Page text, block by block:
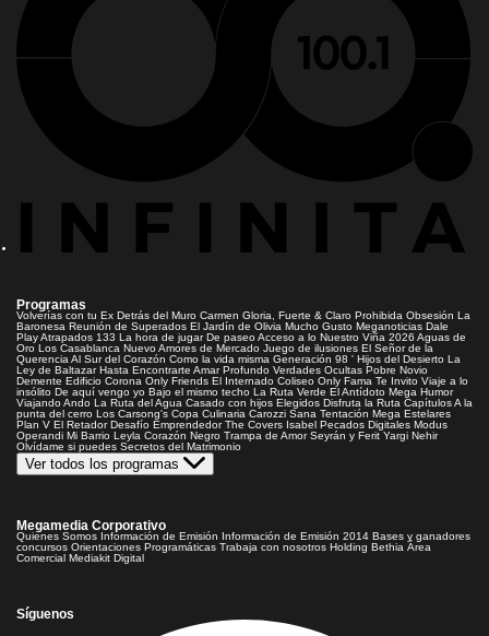
Programas
Volverías con tu Ex Detrás del Muro Carmen Gloria, Fuerte & Claro Prohibida Obsesión La
Baronesa Reunión de Superados El Jardín de Olivia Mucho Gusto Meganoticias Dale
PlayAtrapados 133 La hora de jugar De paseoAcceso a lo Nuestro Viña 2026 Aguas de
Oro Los Casablanca Nuevo Amores de Mercado Juego de ilusiones El Señor de la
Querencia Al Sur del Corazón Como la vida misma Generación 98 ' Hijos del Desierto La
Ley de Baltazar Hasta Encontrarte Amar Profundo Verdades Ocultas Pobre Novio
Demente Edificio Corona Only Friends El Internado Coliseo Only Fama Te Invito Viaje a lo
insólito De aquí vengo yo Bajo el mismo techo La Ruta Verde El Antídoto Mega Humor
Viajando Ando La Ruta del Agua Casado con hijos Elegidos Disfruta la Ruta CapítulosA la
punta del cerro Los Carsong's Copa Culinaria Carozzi Sana Tentación Mega Estelares
Plan V El Retador Desafío Emprendedor The Covers Isabel Pecados Digitales Modus
Operandi Mi Barrio Leyla Corazón Negro Trampa de Amor Seyrán y Ferit Yargi Nehir
Olvídame si puedes Secretos del Matrimonio
Ver todos los programas
Megamedia Corporativo
Quienes Somos Información de Emisión Información de Emisión 2014 Bases y ganadores
concursos Orientaciones Programáticas Trabaja con nosotros Holding Bethia Área
Comercial Mediakit Digital
Síguenos